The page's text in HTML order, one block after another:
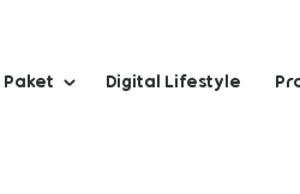
Paket Digital Lifestyle